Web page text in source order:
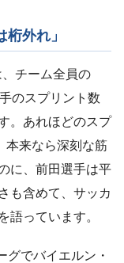
外れ」
チーム全員の
のスプリント数
。あれほどのスプ
本来なら深刻な筋
に、前田選手は平
も含めて、サッカ
語っています。
グでバイエルン・